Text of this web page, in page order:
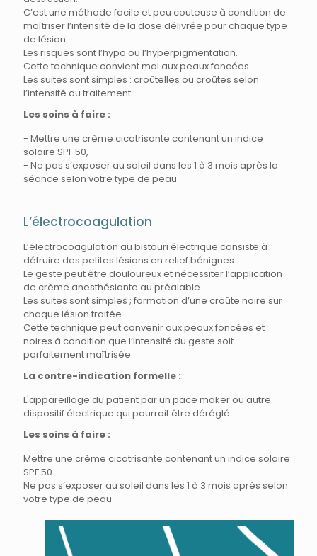
C’est une méthode facile et peu couteuse à condition de
maîtriser l’intensité de la dose délivrée pour chaque type
de lésion.
Les risques sont l’hypo ou l’hyperpigmentation.
Cette technique convient mal aux peaux foncées.
Les suites sont simples : croûtelles ou croûtes selon
l’intensité du traitement
Les soins à faire :
- Mettre une crème cicatrisante contenant un indice
solaire SPF 50,
- Ne pas s’exposer au soleil dans les 1 à 3 mois après la
séance selon votre type de peau.
L’électrocoagulation
L’électrocoagulation au bistouri électrique consiste à
détruire des petites lésions en relief bénignes.
Le geste peut être douloureux et nécessiter l’application
de crème anesthésiante au préalable.
Les suites sont simples ; formation d’une croûte noire sur
chaque lésion traitée.
Cette technique peut convenir aux peaux foncées et
noires à condition que l’intensité du geste soit
parfaitement maîtrisée.
La contre-indication formelle :
L'appareillage du patient par un pace maker ou autre
dispositif électrique qui pourrait être déréglé.
Les soins à faire :
Mettre une crème cicatrisante contenant un indice solaire
SPF 50
Ne pas s’exposer au soleil dans les 1 à 3 mois après selon
votre type de peau.